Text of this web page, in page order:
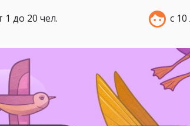
1 до 20 чел. с 10